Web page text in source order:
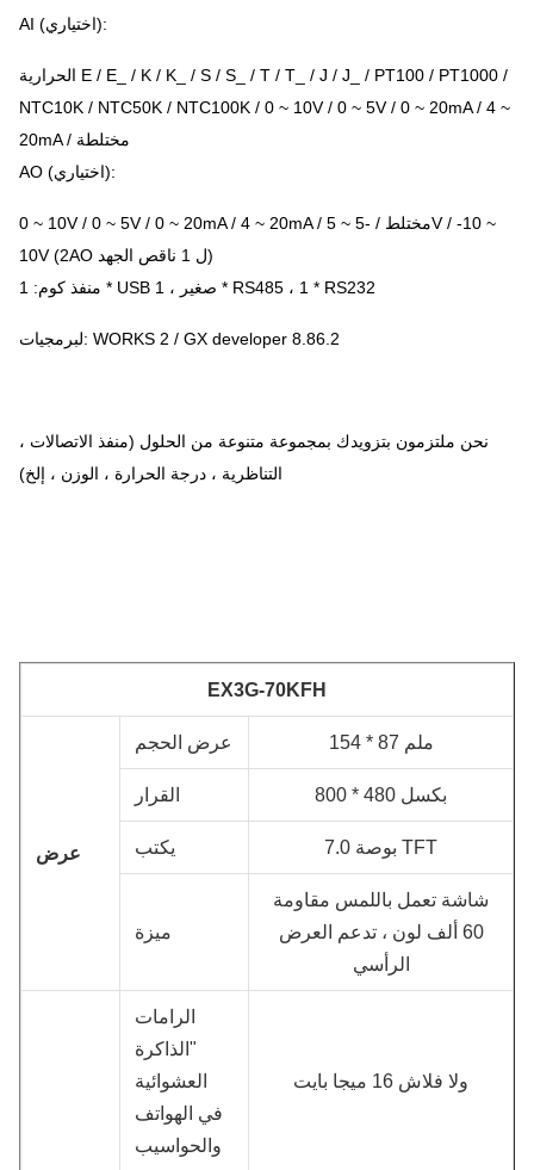
AI (اختياري):
الحرارية E / E_ / K / K_ / S / S_ / T / T_ / J / J_ / PT100 / PT1000 /
NTC10K / NTC50K / NTC100K / 0 ~ 10V / 0 ~ 5V / 0 ~ 20mA / 4 ~
20mA / مختلطة
AO (اختياري):
0 ~ 10V / 0 ~ 5V / 0 ~ 20mA / 4 ~ 20mA / مختلط / -5 ~ 5V / -10 ~
10V (2AO ل 1 ناقص الجهد)
منفذ كوم: 1 * USB صغير ، 1 * RS485 ، 1 * RS232
لبرمجيات: WORKS 2 / GX developer 8.86.2
نحن ملتزمون بتزويدك بمجموعة متنوعة من الحلول (منفذ الاتصالات ،
التناظرية ، درجة الحرارة ، الوزن ، إلخ)
EX3G-70KFH
عرض
عرض الحجم 154 * 87 ملم
القرار 800 * 480 بكسل
يكتب 7.0 بوصة TFT
ميزة
شاشة تعمل باللمس مقاومة
60 ألف لون ، تدعم العرض
الرأسي
الرامات
"الذاكرة
العشوائية
في الهواتف
والحواسيب
ولا فلاش 16 ميجا بايت